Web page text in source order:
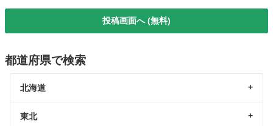
投稿画面へ (無料)
都道府県で検索
北海道
東北